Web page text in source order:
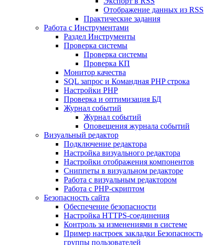
Отображение данных из RSS
Практические задания
Работа с Инструментами
Раздел Инструменты
Проверка системы
Проверка системы
Проверка КП
Монитор качества
SQL запрос и Командная PHP строка
Настройки PHP
Проверка и оптимизация БД
Журнал событий
Журнал событий
Оповещения журнала событий
Визуальный редактор
Подключение редактора
Настройка визуального редактора
Настройки отображения компонентов
Сниппеты в визуальном редакторе
Работа с визуальным редактором
Работа с PHP-скриптом
Безопасность сайта
Обеспечение безопасности
Настройка HTTPS-соединения
Контроль за изменениями в системе
Пример настроек закладки Безопасность
группы пользователей